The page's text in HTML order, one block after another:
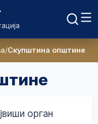
Скупштина општине
орган